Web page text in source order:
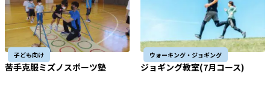
子ども向け
苦手克服ミズノスポーツ塾
ウォーキング・ジョギング
ジョギング教室(7月コース)